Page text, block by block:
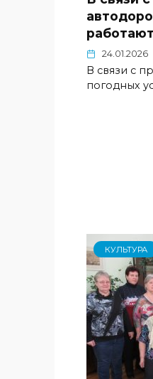
24.01.2026
В связи с
погодных
КУЛЬТУРА